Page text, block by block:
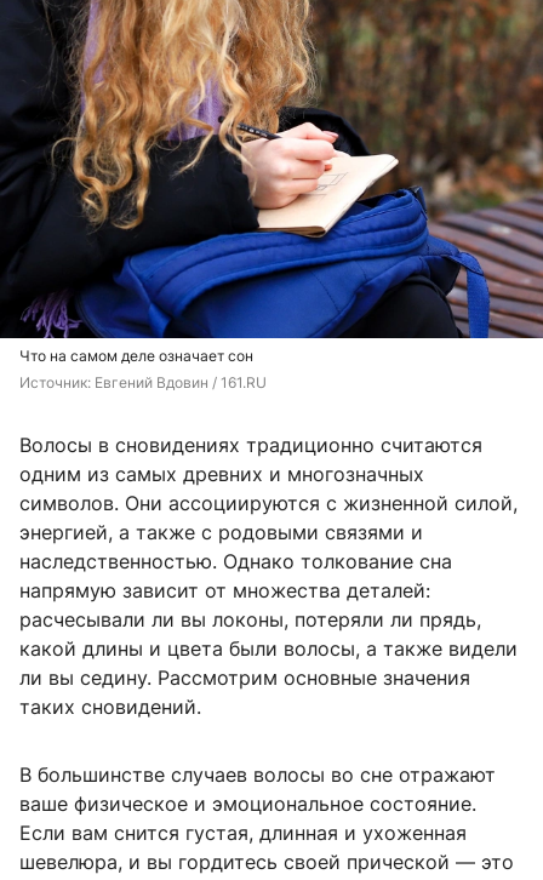
Что на самом деле означает сон
Источник: Евгений Вдовин / 161.RU
Волосы в сновидениях традиционно считаются
одним из самых древних и многозначных
символов. Они ассоциируются с жизненной силой,
энергией, а также с родовыми связями и
наследственностью. Однако толкование сна
напрямую зависит от множества деталей:
расчесывали ли вы локоны, потеряли ли прядь,
какой длины и цвета были волосы, а также видели
ли вы седину. Рассмотрим основные значения
таких сновидений.
В большинстве случаев волосы во сне отражают
ваше физическое и эмоциональное состояние.
Если вам снится густая, длинная и ухоженная
шевелюра, и вы гордитесь своей прической — это